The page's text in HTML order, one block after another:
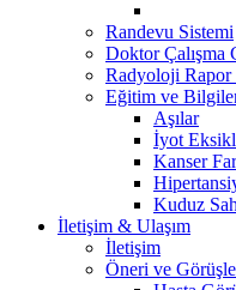
Randevu Sistemi
Doktor Çalışma
Radyoloji Rapor
Eğitim ve
Aşılar
İyot
Kanser
Kuduz
İletişim & Ulaşım
İletişim
Öneri ve